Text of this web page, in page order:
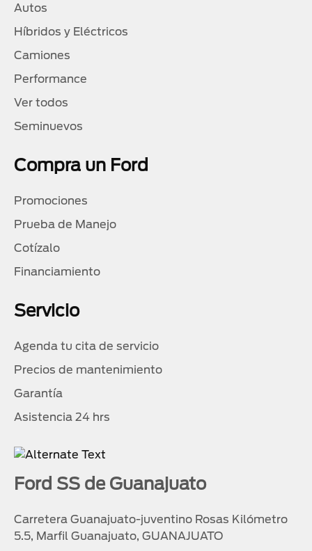
Autos
Híbridos y Eléctricos
Camiones
Performance
Ver todos
Seminuevos
Compra un Ford
Promociones
Prueba de Manejo
Cotízalo
Financiamiento
Servicio
Agenda tu cita de servicio
Precios de mantenimiento
Garantía
Asistencia 24 hrs
Ford SS de Guanajuato
Carretera Guanajuato-juventino Rosas Kilómetro
5.5, Marfil Guanajuato, GUANAJUATO